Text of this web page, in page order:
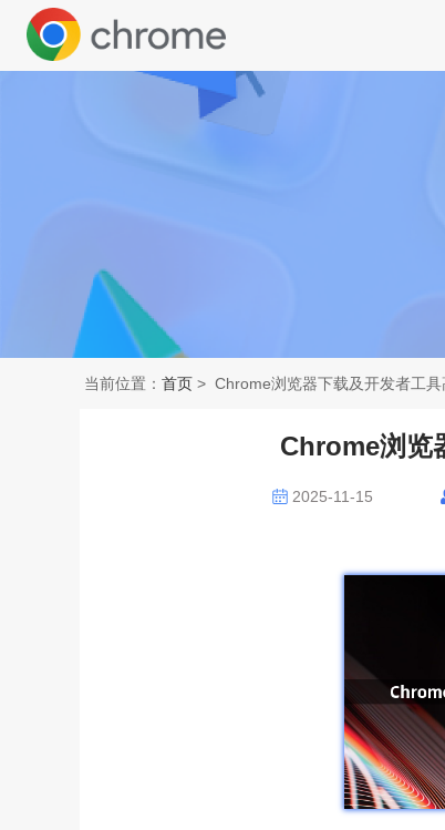
当前位置： 首页 > Chrome浏览器下载及开发者工具
Chrome浏览
2025-11-15